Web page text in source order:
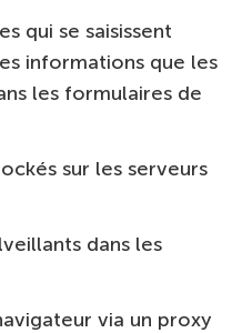
qui se saisissent
informations que les
les formulaires de
sur les serveurs
dans les
via un proxy